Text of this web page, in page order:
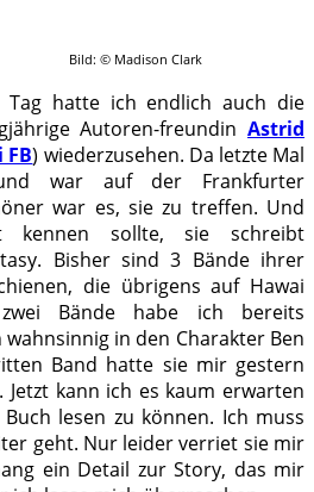
Bild: © Madison Clark
hatte ich endlich auch die
Autoren-freundin Astrid
FB) wiederzusehen. Da letzte Mal
war auf der Frankfurter
war es, sie zu treffen. Und
sollte, sie schreibt
Bisher sind 3 Bände ihrer
die übrigens auf Hawai
Bände habe ich bereits
in den Charakter Ben
Band hatte sie mir gestern
kann ich es kaum erwarten
lesen zu können. Ich muss
geht. Nur leider verriet sie mir
ein Detail zur Story, das mir